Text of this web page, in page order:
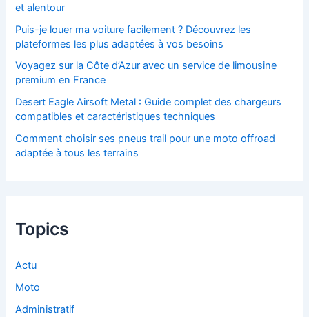
et alentour
Puis-je louer ma voiture facilement ? Découvrez les
plateformes les plus adaptées à vos besoins
Voyagez sur la Côte d’Azur avec un service de limousine
premium en France
Desert Eagle Airsoft Metal : Guide complet des chargeurs
compatibles et caractéristiques techniques
Comment choisir ses pneus trail pour une moto offroad
adaptée à tous les terrains
Topics
Actu
Moto
Administratif